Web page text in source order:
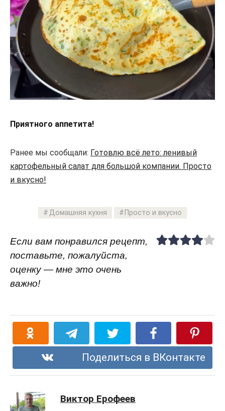
Приятного аппетита!
Ранее мы сообщали: Готовлю всё лето: ленивый
картофельный салат для большой компании. Просто
и вкусно!
Домашняя кухня Просто и вкусно
Если вам понравился рецепт,
поставьте, пожалуйста,
оценку — мне это очень
важно!
Поделиться в ВКонтакте
Виктор Ерофеев